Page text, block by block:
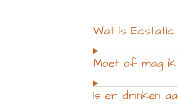
Wat is Ecstatic
Moet of mag ik
Is er drinken